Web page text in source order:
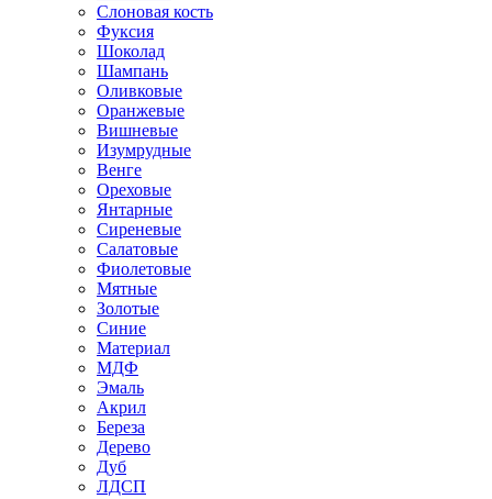
Слоновая кость
Фуксия
Шоколад
Шампань
Оливковые
Оранжевые
Вишневые
Изумрудные
Венге
Ореховые
Янтарные
Сиреневые
Салатовые
Фиолетовые
Мятные
Золотые
Синие
Материал
МДФ
Эмаль
Акрил
Береза
Дерево
Дуб
ЛДСП